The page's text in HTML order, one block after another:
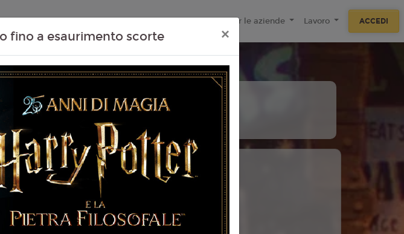
Eventi Passati Tecnologie F.A.Q Per le aziende Lavoro ACCEDI
09
Agosto
10
Lunedì
11
Venerdì 07/08/2026
MASSAUA CITYPLEX - Torino
14:40
fino a esaurimento scorte ×